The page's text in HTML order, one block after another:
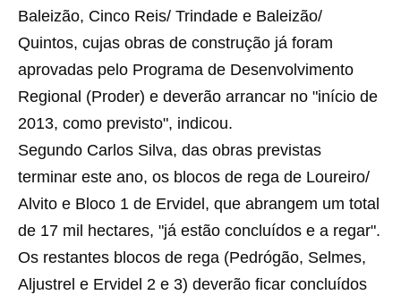
Baleizão, Cinco Reis/ Trindade e Baleizão/
Quintos, cujas obras de construção já foram
aprovadas pelo Programa de Desenvolvimento
Regional (Proder) e deverão arrancar no "início de
2013, como previsto", indicou.
Segundo Carlos Silva, das obras previstas
terminar este ano, os blocos de rega de Loureiro/
Alvito e Bloco 1 de Ervidel, que abrangem um total
de 17 mil hectares, "já estão concluídos e a regar".
Os restantes blocos de rega (Pedrógão, Selmes,
Aljustrel e Ervidel 2 e 3) deverão ficar concluídos